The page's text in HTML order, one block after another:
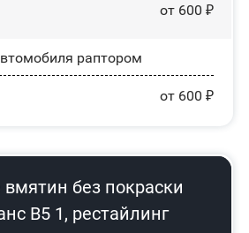
от 600 ₽
раптором
от 600 ₽
без покраски
В5 1, рестайлинг